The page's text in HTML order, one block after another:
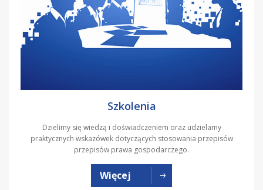
Szkolenia
Dzielimy się wiedzą i doświadczeniem oraz udzielamy
praktycznych wskazówek dotyczących stosowania przepisów
przepisów prawa gospodarczego.
Więcej